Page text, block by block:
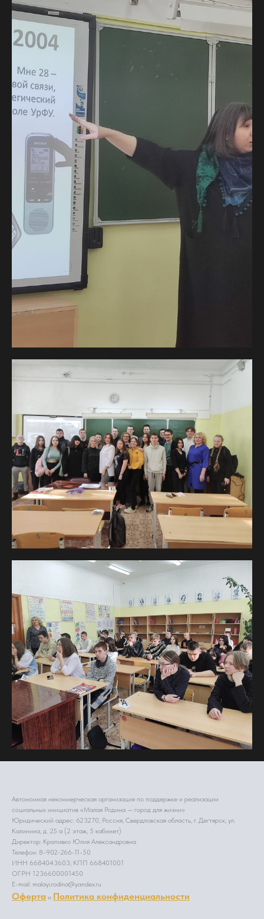
Автономная некоммерческая организация по поддержке и реализации
социальных инициатив «Малая Родина — город для жизни»
Юридический адрес: 623270, Россия, Свердловская область, г. Дегтярск, ул.
Калинина, д. 25 а (2 этаж, 5 кабинет)
Директор: Крапивко Юлия Александровна
Телефон: 8-902-266-11-50
ИНН 6684043603; КПП 668401001
ОГРН 1236600001450
E-mail: malayi.rodina@yandex.ru
Оферта и Политика конфиденциальности